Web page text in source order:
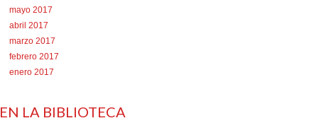
mayo 2017
abril 2017
marzo 2017
febrero 2017
enero 2017
EN LA BIBLIOTECA